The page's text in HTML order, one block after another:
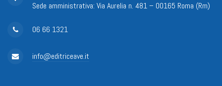
Sede amministrativa: Via Aurelia n. 481 – 00165 Roma (Rm)
06 66 1321
info@editriceave.it